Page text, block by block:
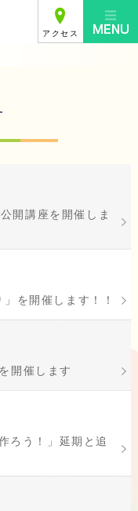
アクセス
開講座を開催しま
を開催します！！
開催します
ろう！」延期と追